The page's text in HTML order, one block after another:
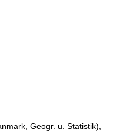
Geogr. u. Statistik),